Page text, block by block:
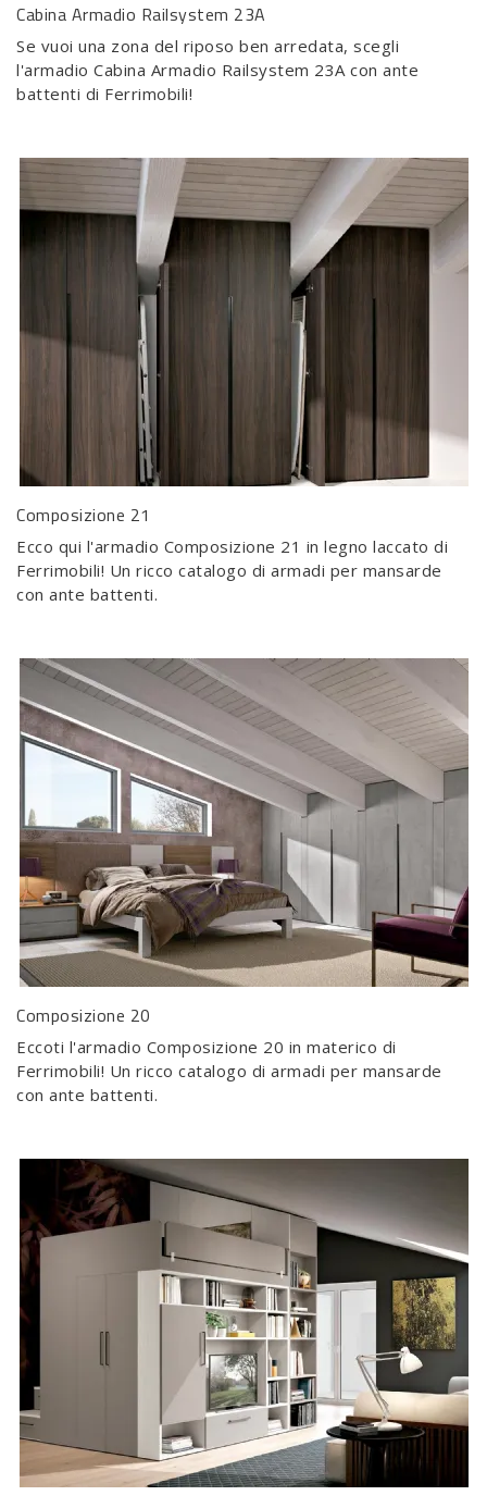
Cabina Armadio Railsystem 23A
Se vuoi una zona del riposo ben arredata, scegli
l'armadio Cabina Armadio Railsystem 23A con ante
battenti di Ferrimobili!
Composizione 21
Ecco qui l'armadio Composizione 21 in legno laccato di
Ferrimobili! Un ricco catalogo di armadi per mansarde
con ante battenti.
Composizione 20
Eccoti l'armadio Composizione 20 in materico di
Ferrimobili! Un ricco catalogo di armadi per mansarde
con ante battenti.